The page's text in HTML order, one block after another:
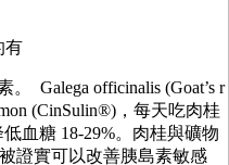
有
。 Galega officinalis (Goat’s r
(CinSulin®)，每天吃肉桂
血糖 18-29%。肉桂與礦物
證實可以改善胰島素敏感